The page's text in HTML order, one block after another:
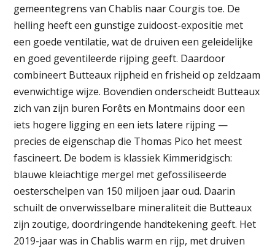
gemeentegrens van Chablis naar Courgis toe. De
helling heeft een gunstige zuidoost-expositie met
een goede ventilatie, wat de druiven een geleidelijke
en goed geventileerde rijping geeft. Daardoor
combineert Butteaux rijpheid en frisheid op zeldzaam
evenwichtige wijze. Bovendien onderscheidt Butteaux
zich van zijn buren Forêts en Montmains door een
iets hogere ligging en een iets latere rijping —
precies de eigenschap die Thomas Pico het meest
fascineert. De bodem is klassiek Kimmeridgisch:
blauwe kleiachtige mergel met gefossiliseerde
oesterschelpen van 150 miljoen jaar oud. Daarin
schuilt de onverwisselbare mineraliteit die Butteaux
zijn zoutige, doordringende handtekening geeft. Het
2019-jaar was in Chablis warm en rijp, met druiven